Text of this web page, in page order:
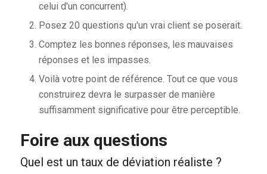
celui d'un concurrent).
Posez 20 questions qu'un vrai client se poserait.
Comptez les bonnes réponses, les mauvaises
réponses et les impasses.
Voilà votre point de référence. Tout ce que vous
construirez devra le surpasser de manière
suffisamment significative pour être perceptible.
Foire aux questions
Quel est un taux de déviation réaliste ?